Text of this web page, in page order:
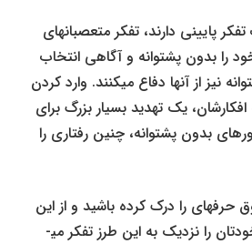
پایینی دارند، تفکر متعصبانه­ای
را بدون پشتوانه و آگاهی انتخاب
نیز از آن­ها دفاع می­کنند. وارد کردن
یک تهدید بسیار بزرگ برای
بدون پشتوانه، چنین رفتاری را
حرفه­ای را درک کرده باشید و از این
دسته افراد نباشید. اگر خودتان را نزدیک به این طرز تفکر می­